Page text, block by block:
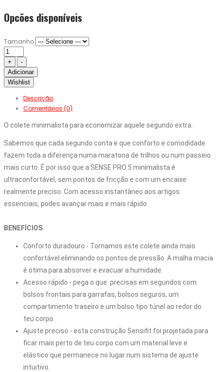
Opcões disponíveis
Tamanho
Adicionar
Wishlist
Descrição
Comentários (0)
O colete minimalista para economizar aquele segundo extra.
Sabemos que cada segundo conta e que conforto e comodidade
fazem toda a diferença numa maratona de trilhos ou num passeio
mais curto. É por isso que a SENSE PRO 5 minimalista é
ultraconfortável, sem pontos de fricção e com um encaixe
realmente preciso. Com acesso instantâneo aos artigos
essenciais, podes avançar mais e mais rápido.
BENEFÍCIOS
Conforto duradouro - Tornamos este colete ainda mais
confortável eliminando os pontos de pressão. A malha macia
Acesso rápido - pega o que  precisas em segundos com
bolsos frontais para garrafas, bolsos seguros, um
compartimento traseiro e um bolso tipo túnel ao redor do
Ajuste preciso - esta construção Sensifit foi projetada para
ficar mais perto de teu corpo com um material leve e
elástico que permanece no lugar num sistema de ajuste
intuitivo.